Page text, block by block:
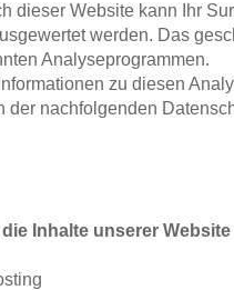
dieser Website kann Ihr
werden. Das
Analyseprogrammen.
zu diesen
der nachfolgenden
Inhalte unserer